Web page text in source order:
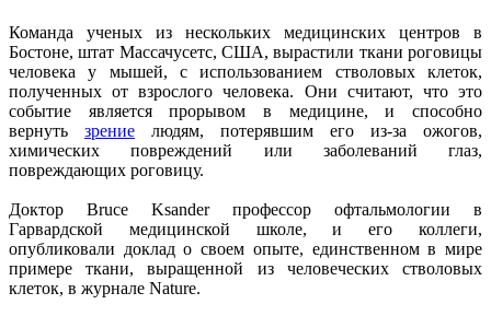
Команда ученых из нескольких медицинских центров в
Бостоне, штат Массачусетс, США, вырастили ткани роговицы
человека у мышей, с использованием стволовых клеток,
полученных от взрослого человека. Они считают, что это
событие является прорывом в медицине, и способно
вернуть зрение людям, потерявшим его из-за ожогов,
химических повреждений или заболеваний глаз,
повреждающих роговицу.
Доктор Bruce Ksander профессор офтальмологии в
Гарвардской медицинской школе, и его коллеги,
опубликовали доклад о своем опыте, единственном в мире
примере ткани, выращенной из человеческих стволовых
клеток, в журнале Nature.